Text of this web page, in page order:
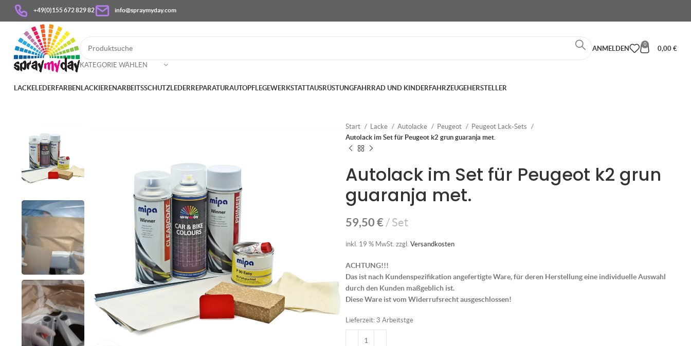
+49(0)155 672 829 82 info@spraymyday.com
KATEGORIE WÄHLEN
ANMELDEN
0
0,00 €
LACKELEDERFARBENLACKIERENARBEITSSCHUTZLEDERREPARATURAUTOPFLEGEWERKSTATTAUSRÜSTUNGFAHRRAD UND KINDERFAHRZEUGEHERSTELLER
Start Lacke Autolacke Peugeot
Peugeot Lack-Sets
Autolack im Set für Peugeot k2 grun guaranja met.
Autolack im Set für Peugeot k2 grun
guaranja met.
59,50€ Set
inkl. 19 % MwSt. zzgl. Versandkosten
ACHTUNG!!!
Das ist nach Kundenspezifikation angefertigte Ware, für deren Herstellung eine individuelle Auswahl
durch den Kunden maßgeblich ist.
Diese Ware ist vom Widerrufsrecht ausgeschlossen!
Lieferzeit: 3 Arbeitstge